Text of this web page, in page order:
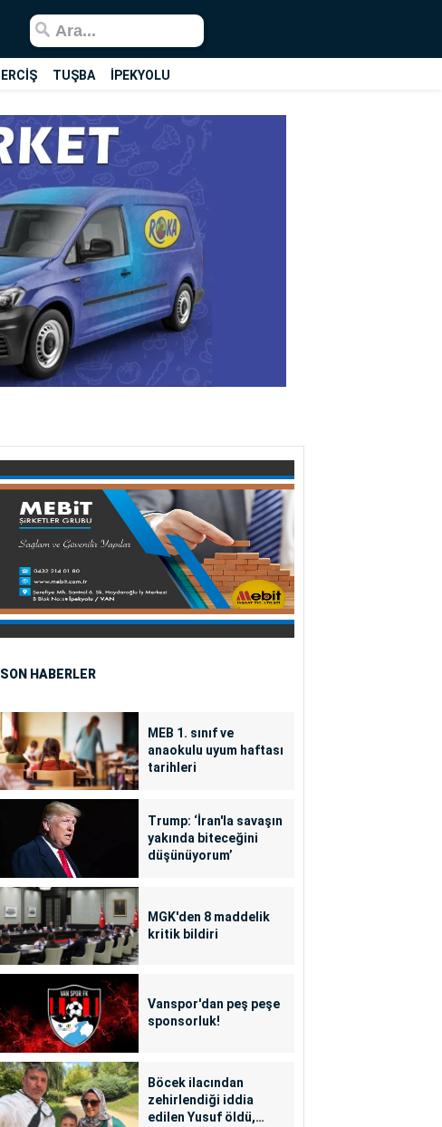
ERCİŞ TUŞBA İPEKYOLU
SON HABERLER
MEB 1. sınıf ve
anaokulu uyum haftası
tarihleri
Trump: ‘İran'la savaşın
yakında biteceğini
düşünüyorum’
MGK'den 8 maddelik
kritik bildiri
Vanspor'dan peş peşe
sponsorluk!
Böcek ilacından
zehirlendiği iddia
edilen Yusuf öldü,